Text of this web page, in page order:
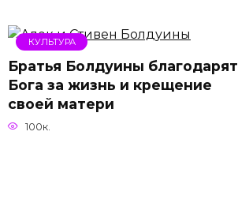
КУЛЬТУРА
Братья Болдуины благодарят
Бога за жизнь и крещение
своей матери
100к.